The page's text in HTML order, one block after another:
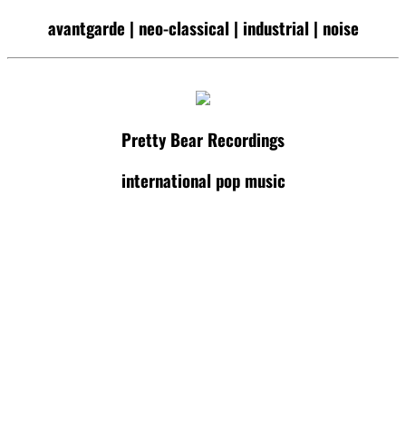
avantgarde | neo-classical | industrial | noise
Pretty Bear Recordings
international pop music